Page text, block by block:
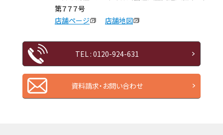
第７７７号
店舗ページ
店舗地図
TEL : 0120-924-631
資料請求・お問い合わせ